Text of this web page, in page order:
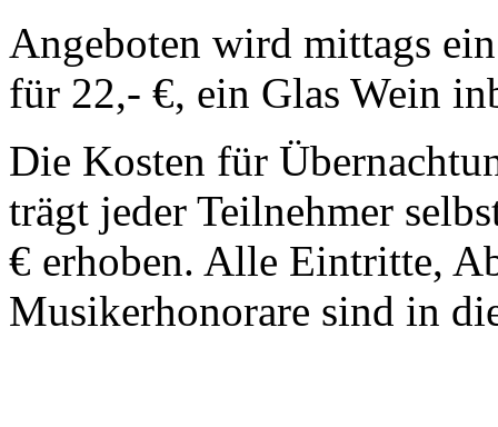
Angeboten wird mittags
für 22,- €, ein Glas Wein
Die Kosten für
trägt jeder Teilnehmer
€ erhoben. Alle Eintritte,
Musikerhonorare sind in